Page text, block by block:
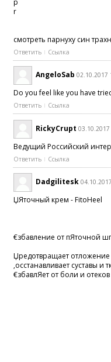
r
смотреть парнуху син
Ответить Ссылка
AngeloSab 02.10.2017
Do you feel like you have
Ответить Ссылка
RickyCrupt 03.10.2017
Ведущий Российский
Ответить Ссылка
Dadgilitesk
ЏЯточный крем - FitoHeel
€збавление от пЯточной
Џредотвращает отложение
‚осстанавливает суставы и
€збавлЯет от боли и отеков